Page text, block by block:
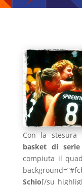
Con la
basket di
compiuta il
Schio[/